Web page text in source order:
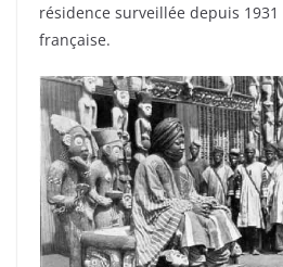
résidence surveillée depuis
française.